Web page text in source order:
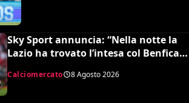
Sky Sport annuncia: “Nella notte la
Lazio ha trovato l’intesa col Benfica
giocatore”
Calciomercato 8 Agosto 2026